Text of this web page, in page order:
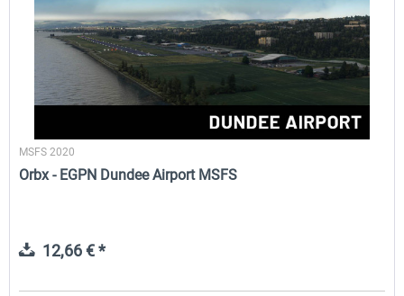
MSFS 2020
Orbx - EGPN Dundee Airport MSFS
12,66 € *